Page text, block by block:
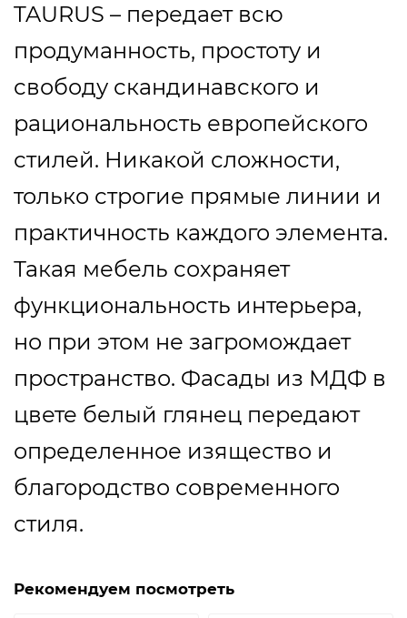
TAURUS – передает всю
продуманность, простоту и
свободу скандинавского и
рациональность европейского
стилей. Никакой сложности,
только строгие прямые линии и
практичность каждого элемента.
Такая мебель сохраняет
функциональность интерьера,
но при этом не загромождает
пространство. Фасады из МДФ в
цвете белый глянец передают
определенное изящество и
благородство современного
стиля.
Рекомендуем посмотреть